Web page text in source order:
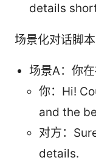
details
场景化对话脚本
场景A：你
你：Hi!
and the
对方：
details.